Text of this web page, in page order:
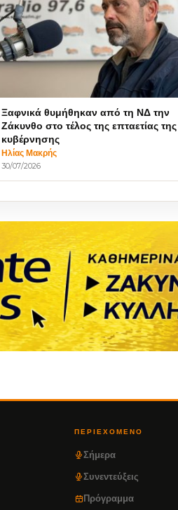
Ξαφνικά θυμήθηκαν από τη ΝΔ την
Ζάκυνθο στο τέλος της επταετίας της
κυβέρνησης
Ηλίας Μακρής
30/07/2026
ΠΕΡΙΕΧΌΜΕΝΟ
Σήμερα
Συνεντεύξεις
Πρόγραμμα